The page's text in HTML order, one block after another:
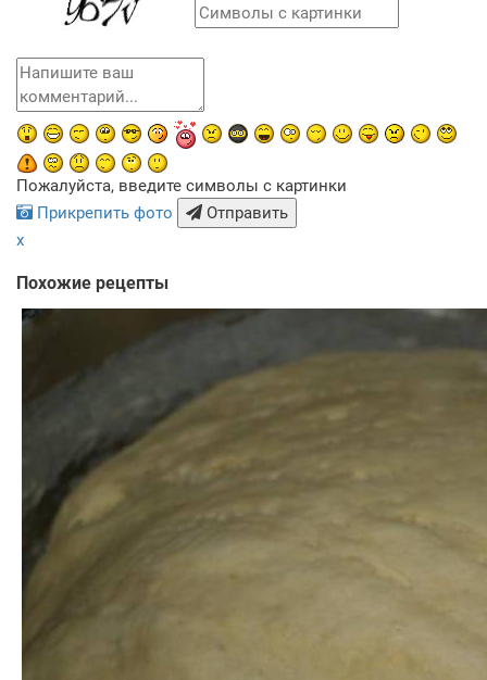
Пожалуйста, введите символы с картинки
Прикрепить фото
Отправить
x
Похожие рецепты